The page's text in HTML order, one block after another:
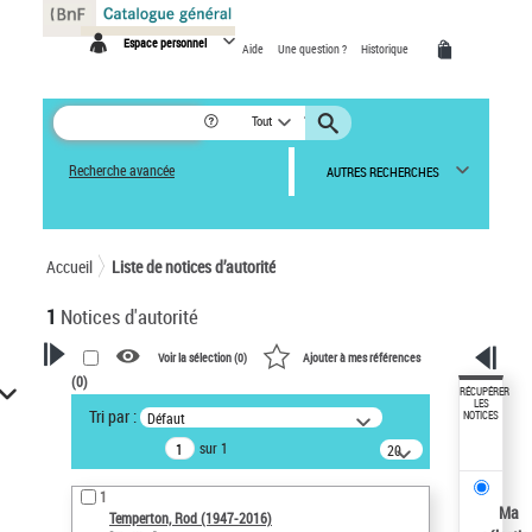
Espace personnel Aide Une question ? Historique
Tout
Recherche avancée AUTRES RECHERCHES
Accueil Liste de notices d’autorité
1 Notices d'autorité
VOTRE RECHERCHE
Recherche avancée dans les
notices d’autorité
Œuvres liées à l'auteur :
Temperton, Rod (1947-2016)
Voir la sélection (0) Ajouter à mes références
(0)
Tri par : Défaut
sur 1
20
résultats/page
1
Temperton, Rod (1947-2016)
RÉCUPÉRER
LES
NOTICES
Ma
Panneau de gestion des cookies